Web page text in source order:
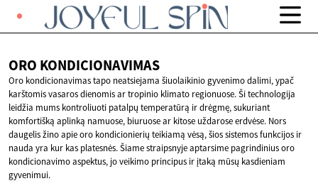
ORO KONDICIONAVIMAS
Oro kondicionavimas tapo neatsiejama šiuolaikinio gyvenimo dalimi, ypač
karštomis vasaros dienomis ar tropinio klimato regionuose. Ši technologija
leidžia mums kontroliuoti patalpų temperatūrą ir drėgmę, sukuriant
komfortišką aplinką namuose, biuruose ar kitose uždarose erdvėse. Nors
daugelis žino apie oro kondicionierių teikiamą vėsą, šios sistemos funkcijos ir
nauda yra kur kas platesnės. Šiame straipsnyje aptarsime pagrindinius oro
kondicionavimo aspektus, jo veikimo principus ir įtaką mūsų kasdieniam
gyvenimui.